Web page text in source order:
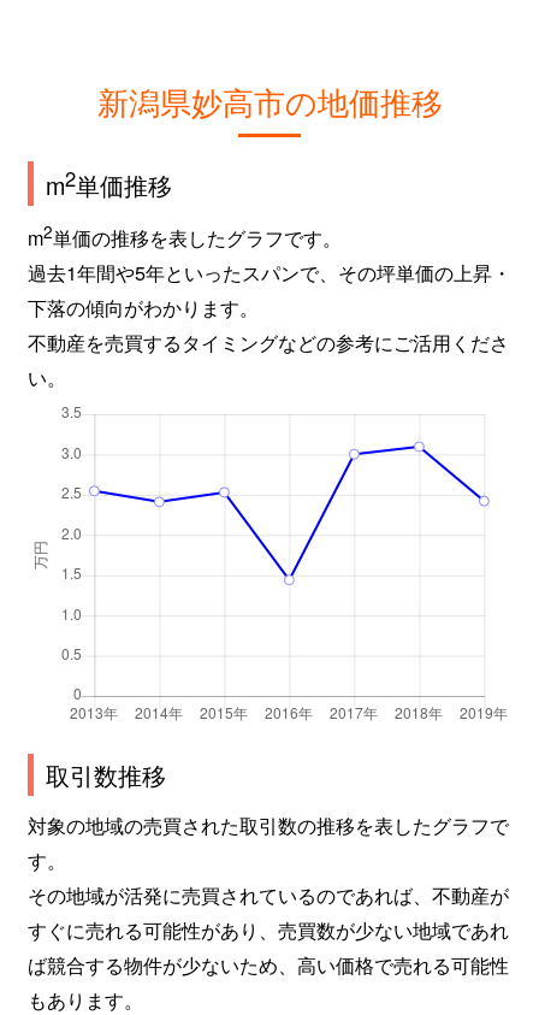
新潟県妙高市の地価推移
m2単価推移
m2単価の推移を表したグラフです。
過去1年間や5年といったスパンで、その坪単価の上昇・
下落の傾向がわかります。
不動産を売買するタイミングなどの参考にご活用くださ
い。
取引数推移
対象の地域の売買された取引数の推移を表したグラフで
す。
その地域が活発に売買されているのであれば、不動産が
すぐに売れる可能性があり、売買数が少ない地域であれ
ば競合する物件が少ないため、高い価格で売れる可能性
もあります。